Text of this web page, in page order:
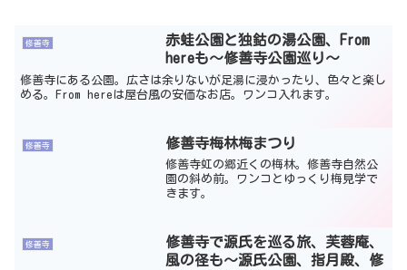
修善寺
赤蛙公園と独鈷の湯公園、From
hereも～修善寺公園巡り～
修善寺にある公園。広さは余りないが足湯に浸かったり、色々と楽し
める。From hereは屋台風の安価なお店。ワンコ入れます。
修善寺 修善寺梅林梅まつり
修善寺虹の郷近くの梅林。修善寺自然公
園の斜め前。ワンコとゆっくり梅見学で
きます。
修善寺
修善寺で源氏を巡る旅、芙蓉庵、
風の径も～源氏公園、指月殿、修